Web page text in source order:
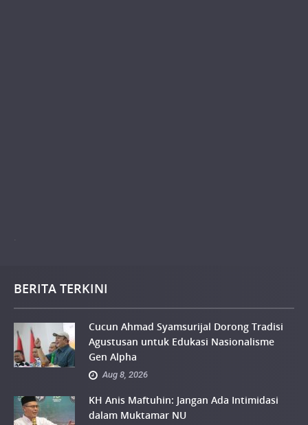
.
BERITA TERKINI
Cucun Ahmad Syamsurijal Dorong Tradisi
Agustusan untuk Edukasi Nasionalisme
Gen Alpha
Aug 8, 2026
KH Anis Maftuhin: Jangan Ada Intimidasi
dalam Muktamar NU